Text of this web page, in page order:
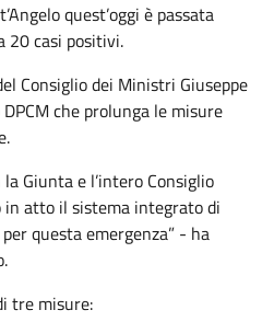
quest’oggi è passata
20 casi positivi.
Consiglio dei Ministri Giuseppe
che prolunga le misure
la Giunta e l’intero Consiglio
in atto il sistema integrato di
questa emergenza” - ha
tre misure: